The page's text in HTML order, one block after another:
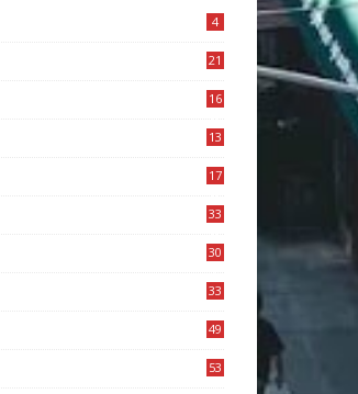
4
21
16
13
17
33
30
33
49
53